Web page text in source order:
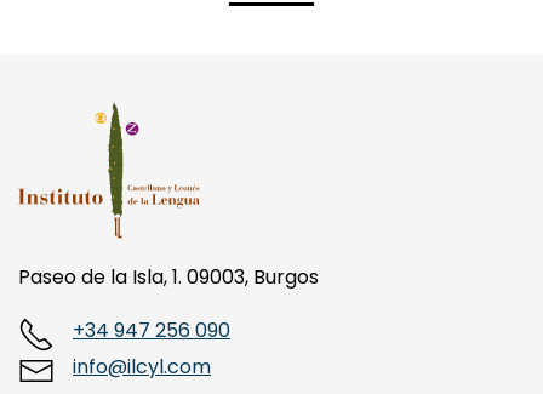
Paseo de la Isla, 1. 09003, Burgos
info@ilcyl.com